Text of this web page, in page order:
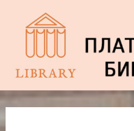
Навигация